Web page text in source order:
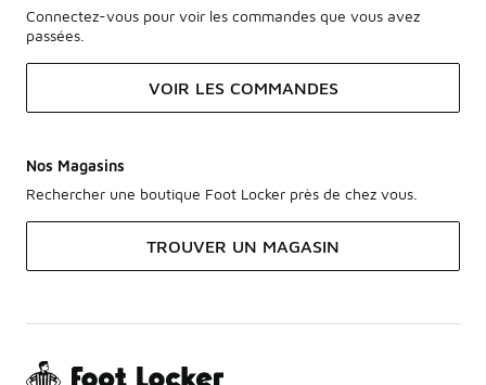
Connectez-vous pour voir les commandes que vous avez
passées.
VOIR LES COMMANDES
Nos Magasins
Rechercher une boutique Foot Locker près de chez vous.
TROUVER UN MAGASIN